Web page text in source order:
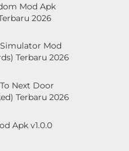
Mod Apk
2026
Mod
Terbaru 2026
Next Door
Terbaru 2026
Apk v1.0.0